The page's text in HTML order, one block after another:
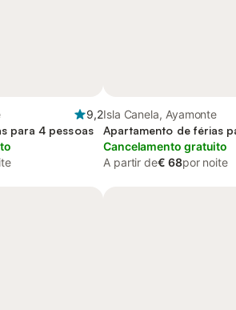
9,2
para 4 pessoas
Isla Canela, Ayamonte
Apartamento de férias
Cancelamento gratuito
A partir de€ 68por noite